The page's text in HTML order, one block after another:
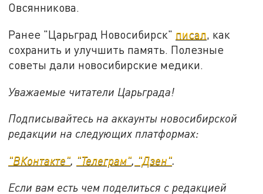
Овсянникова.
Ранее "Царьград Новосибирск" писал, как
сохранить и улучшить память. Полезные
советы дали новосибирские медики.
Уважаемые читатели Царьграда!
Подписывайтесь на аккаунты новосибирской
редакции на следующих платформах:
"ВКонтакте", "Телеграм", "Дзен".
Если вам есть чем поделиться с редакцией